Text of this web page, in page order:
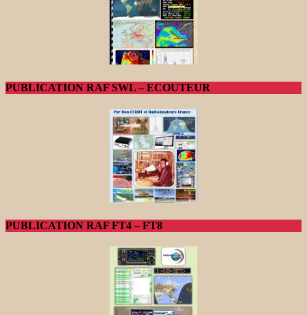
PUBLICATION RAF SWL – ECOUTEUR
PUBLICATION RAF FT4 – FT8